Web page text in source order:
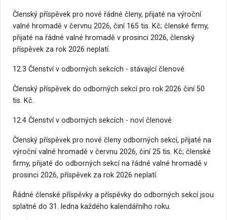
Členský příspěvek pro nové řádné členy, přijaté na výroční
valné hromadě v červnu 2026, činí 165 tis. Kč; členské firmy,
přijaté na řádné valné hromadě v prosinci 2026, členský
příspěvek za rok 2026 neplatí.
12.3 Členství v odborných sekcích - stávající členové
Členský příspěvek do odborných sekcí pro rok 2026 činí 50
tis. Kč.
12.4 Členství v odborných sekcích - noví členové
Členský příspěvek pro nové členy odborných sekcí, přijaté na
výroční valné hromadě v červnu 2026, činí 25 tis. Kč; členské
firmy, přijaté do odborných sekcí na řádné valné hromadě v
prosinci 2026, příspěvek za rok 2026 neplatí.
Řádné členské příspěvky a příspěvky do odborných sekcí jsou
splatné do 31. ledna každého kalendářního roku.